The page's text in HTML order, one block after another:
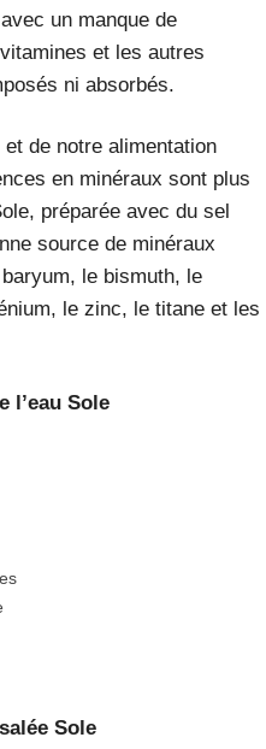
un manque de
et les autres
ni absorbés.
de notre alimentation
en minéraux sont plus
préparée avec du sel
source de minéraux
le bismuth, le
le zinc, le titane et les
l’eau Sole
Sole